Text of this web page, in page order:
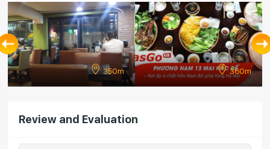
360m 400m
Review and Evaluation